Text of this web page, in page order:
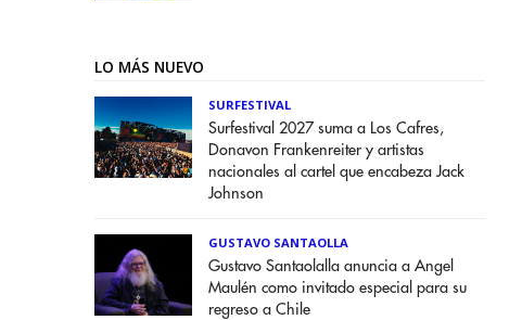
LO MÁS NUEVO
SURFESTIVAL
Surfestival 2027 suma a Los Cafres,
Donavon Frankenreiter y artistas
nacionales al cartel que encabeza Jack
Johnson
GUSTAVO SANTAOLLA
Gustavo Santaolalla anuncia a Angel
Maulén como invitado especial para su
regreso a Chile